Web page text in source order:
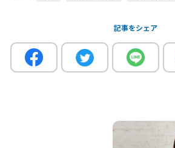
記事をシェア